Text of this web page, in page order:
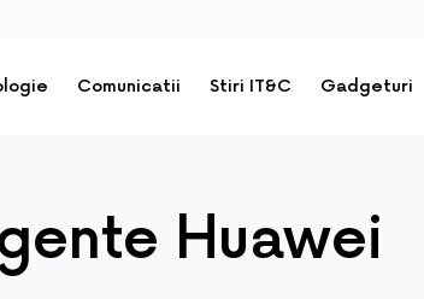
Comunicatii Stiri IT&C Gadgeturi
Huawei